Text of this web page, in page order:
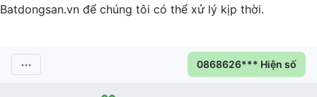
Batdongsan.vn để chúng tôi có thể xử lý kịp thời.
0868626*** Hiện số